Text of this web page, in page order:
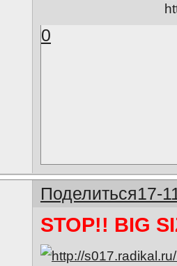
0
Поделиться17-
STOP!! BIG